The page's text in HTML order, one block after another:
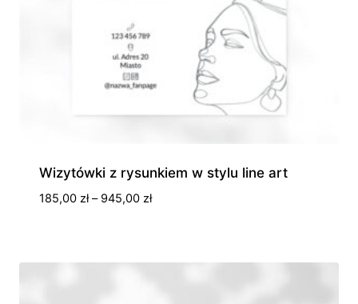
Wizytówki z rysunkiem w stylu line art
185,00 zł – 945,00 złZakres